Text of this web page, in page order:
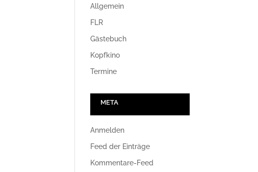
Allgemein
FLR
Gästebuch
Kopfkino
Termine
META
Anmelden
Feed der Einträge
Kommentare-Feed